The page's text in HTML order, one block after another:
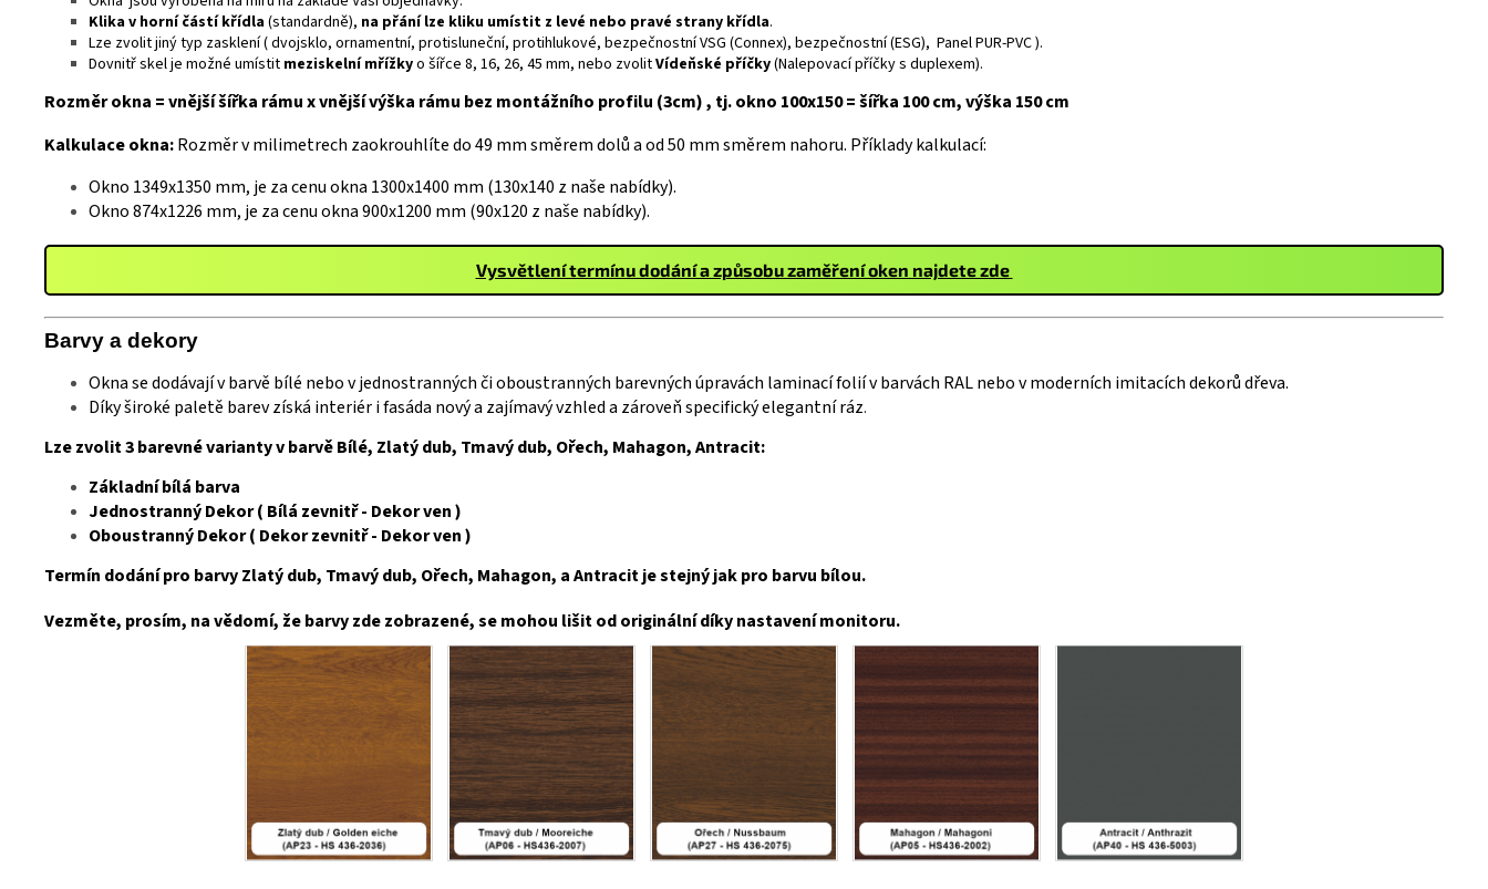
Klika v horní částí křídla(standardně), na přání lze kliku umístit z levé nebo pravé strany křídla.
Lze zvolit jiný typ zasklení ( dvojsklo, ornamentní, protisluneční, protihlukové, bezpečnostní VSG (Connex), bezpečnostní (ESG), Panel PUR-PVC ).
Dovnitř skel je možné umístit meziskelní mřížkyo šířce 8, 16, 26, 45 mm, nebo zvolitVídeňské příčky(Nalepovací příčky s duplexem).
Rozměr okna = vnější šířka rámu x vnější výška rámu bez montážního profilu (3cm) , tj. okno 100x150 = šířka 100 cm, výška 150 cm
Kalkulace okna:Rozměr v milimetrech zaokrouhlíte do 49 mm směrem dolů a od 50 mm směrem nahoru. Příklady kalkulací:
Okno 1349x1350 mm, je za cenu okna 1300x1400 mm (130x140 z naše nabídky).
Okno 874x1226 mm, je za cenu okna 900x1200 mm (90x120 z naše nabídky).
Vysvětlení termínu dodání a způsobu zaměření oken najdete zde
Barvy a dekory
Okna se dodávají v barvě bílé nebo v jednostranných či oboustranných barevných úpravách laminací folií v barvách RAL nebo v moderních imitacích dekorů dřeva.
Díky široké paletě barev získá interiér i fasáda nový a zajímavý vzhled a zároveň specifický elegantní ráz.
Lze zvolit 3 barevné varianty v barvě Bílé, Zlatý dub, Tmavý dub, Ořech, Mahagon, Antracit:
Základní bílá barva
Jednostranný Dekor ( Bílá zevnitř - Dekor ven )
Oboustranný Dekor ( Dekor zevnitř - Dekor ven )
Termín dodání pro barvy Zlatý dub, Tmavý dub, Ořech, Mahagon, a Antracit je stejný jak pro barvu bílou.
Vezměte, prosím, na vědomí, že barvy zde zobrazené, se mohou lišit od originální díky nastavení monitoru.